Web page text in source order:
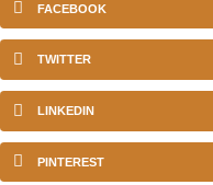
FACEBOOK
TWITTER
LINKEDIN
PINTEREST